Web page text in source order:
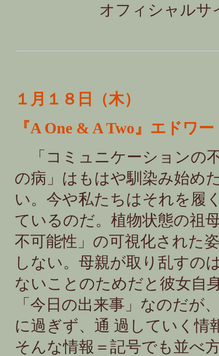
オフィシャルサ
１月１８日（木）
『A One & A Two』エドワ
「コミュニケーションの
の病」はもはや馴染み始め
い。今や私たちはそれを履
ているのだ。植物状態の祖
不可能性」の可視化された
しない。母親が取り乱すの
ないことのためだと彼女自
「今日の出来事」なのだが
に過ぎず、通 過していく情
そんな情報＝記号でも並べ